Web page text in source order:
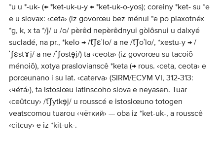
*u u *-uk- (← *ket-uk-u-y ← *ket-uk-o-yos); coreiny *ket- su *e
e u slovax: ‹ceta› (iz govorœu bez ménui *e po plaxotnéx
*g, k, x ta */j/ u /o/ pèrêd nepèrêdnyui gòlôsnui u dalxyé
sucladé, na pr., *kelo → /t͡ʃɛˈlo/ a ne /t͡ʃoˈlo/, *xestu-y → /
ˈʃɛstɤj/ a ne /ˈʃostɘ̞j/) ta ‹ceota› (iz govorœu su tacoiõ
ménoiõ), xotya praslovianscê *keta (→ rous. ‹ceta, ceota› e
porœunano i su lat. ‹caterva› (SIRM/ЕСУМ VI, 312-313:
‹че́та́›), ta istoslœu latinscoho slova e neyasen. Tuar
‹ceûtcuy› /t͡ʃytkɘ̞j/ u rousscé e istoslœuno totogen
veatscomou tuarou ‹чёткий› — oba iz *ket-uk-, a rousscê
‹citcuy› e iz *kit-uk-.